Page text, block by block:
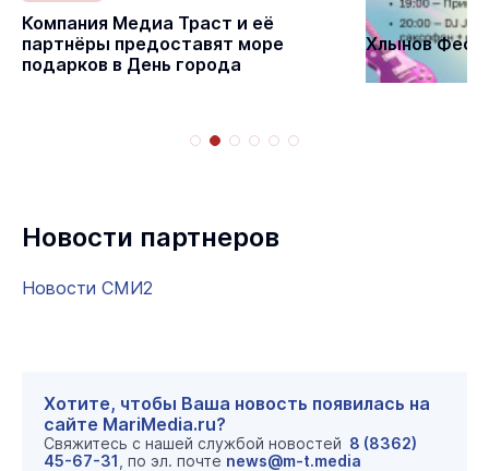
Компания Медиа Траст и её
партнёры предоставят море
подарков в День города
Статьи
Хлынов Фест
Новости партнеров
Новости СМИ2
Хотите, чтобы Ваша новость появилась на
сайте MariMedia.ru?
Свяжитесь с нашей службой новостей 8 (8362)
45-67-31 , по эл. почте news@m-t.media